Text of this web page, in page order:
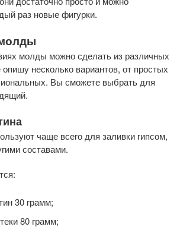
раз новые фигурки.
молды можно сделать из различных
несколько вариантов, от простых
Вы сможете выбрать для
чаще всего для заливки гипсом,
составами.
30 грамм;
80 грамм;